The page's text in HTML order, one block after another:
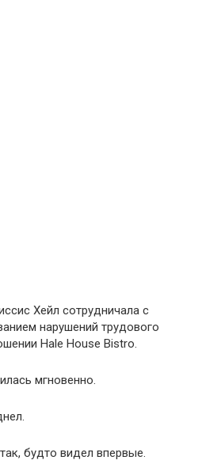
Хейл сотрудничала с
нарушений трудового
Hale House Bistro.
мгновенно.
будто видел впервые.